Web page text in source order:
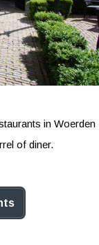
in Woerden
of diner.